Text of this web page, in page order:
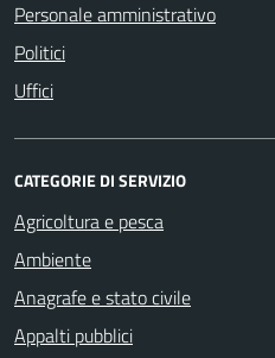
Personale amministrativo
Politici
Uffici
CATEGORIE DI SERVIZIO
Agricoltura e pesca
Ambiente
Anagrafe e stato civile
Appalti pubblici